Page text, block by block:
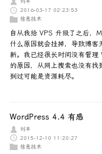
刘丰
2016-03-17 02:23:53
信息技术
自从我给 VPS 升级了之后，
什么原因就会挂掉，导致博
新。我已经很长时间没有管
的原因，从网上搜索也没有
到过可能是资源耗尽。
WordPress 4.4 有感
刘丰
2015-12-10 11:20:27
信息技术